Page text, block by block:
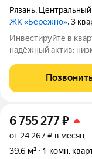
Рязань, Центральный
ЖК «Бережно», 3
Инвестируйте в
надёжный актив:
Жилой квартал «Бережно» это проект
созданный с
6 755 277₽
от 24 267 ₽ в месяц
39,6 м²
1-комн.